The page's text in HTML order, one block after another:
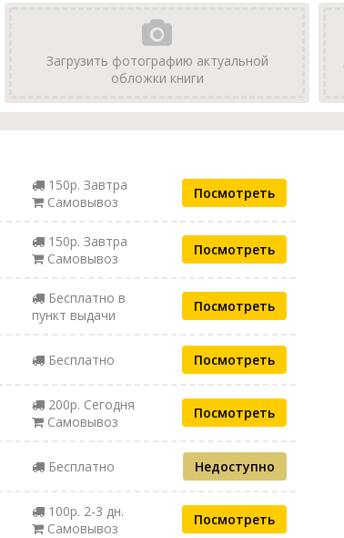
Загрузить фотографию актуальной
обложки книги
150р. Завтра
Самовывоз
Посмотреть
150р. Завтра
Самовывоз
Посмотреть
Бесплатно в
пункт выдачи
Посмотреть
Бесплатно Посмотреть
200р. Сегодня
Самовывоз
Посмотреть
Бесплатно Недоступно
100р. 2-3 дн.
Самовывоз
Посмотреть